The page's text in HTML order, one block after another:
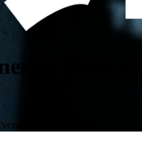
Flaviense
Culturais